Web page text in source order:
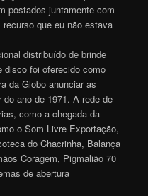
postados juntamente com
que eu não estava
distribuído de brinde
disco foi oferecido como
da Globo anunciar as
ano de 1971. A rede de
como a chegada da
o Som Livre Exportação,
do Chacrinha, Balança
Coragem, Pigmalião 70
de abertura